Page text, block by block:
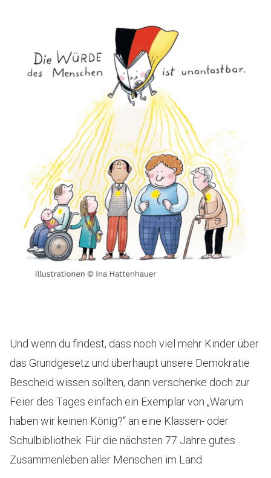
Und wenn du findest, dass noch viel mehr Kinder über
das Grundgesetz und überhaupt unsere Demokratie
Bescheid wissen sollten, dann verschenke doch zur
Feier des Tages einfach ein Exemplar von „Warum
haben wir keinen König?“ an eine Klassen- oder
Schulbibliothek. Für die nächsten 77 Jahre gutes
Zusammenleben aller Menschen im Land.